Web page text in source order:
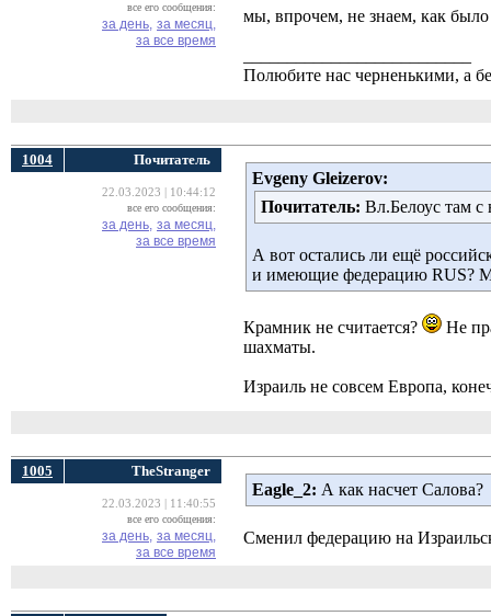
все его сообщения:
за день, за месяц,
за все время
мы, впрочем, не знаем, как
Полюбите нас черненькими, а
1004 Почитатель
22.03.2023 | 10:44:12
все его сообщения:
за день, за месяц,
за все время
Evgeny Gleizerov:
Почитатель: Вл.Белоус там с
А вот остались ли ещё
и имеющие федерацию RUS?
Крамник не считается?
Не
шахматы.
Израиль не совсем Европа,
1005 TheStranger
22.03.2023 | 11:40:55
все его сообщения:
за день, за месяц,
за все время
Eagle_2: А как насчет Салова?
Сменил федерацию на